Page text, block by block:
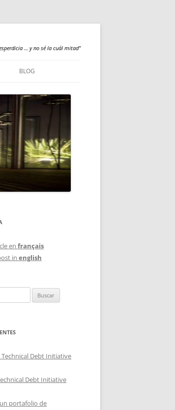
… y no sé la cuál mitad"
BLOG
en français
in english
Technical Debt Initiative
Debt Initiative
portafolio de